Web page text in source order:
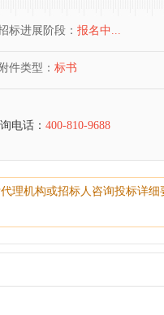
标进展阶段： 报名中...
附件类型： 标书
电话： 400-810-9688
理机构或招标人咨询投标详